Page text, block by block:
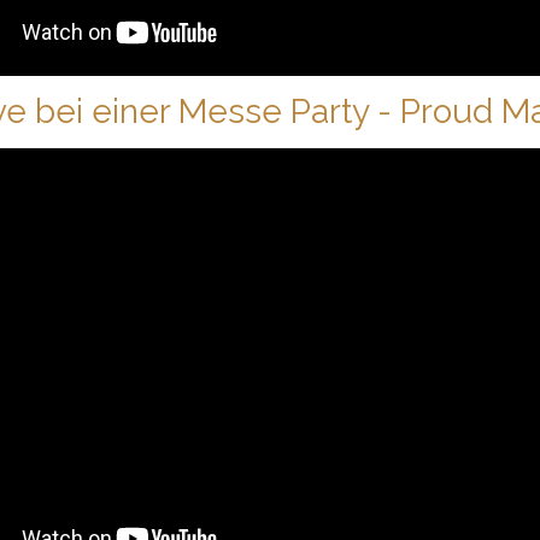
bei einer Messe Party - Proud